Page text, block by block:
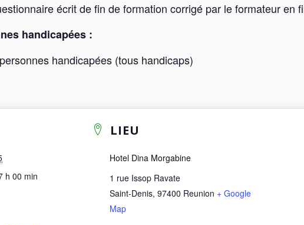
écrit de fin de formation corrigé par le formateur en
handicapées :
handicapées (tous handicaps)
h 00 min
LIEU
Hotel Dina Morgabine
1 rue Issop Ravate
Saint-Denis, 97400 Reunion + Google
Map